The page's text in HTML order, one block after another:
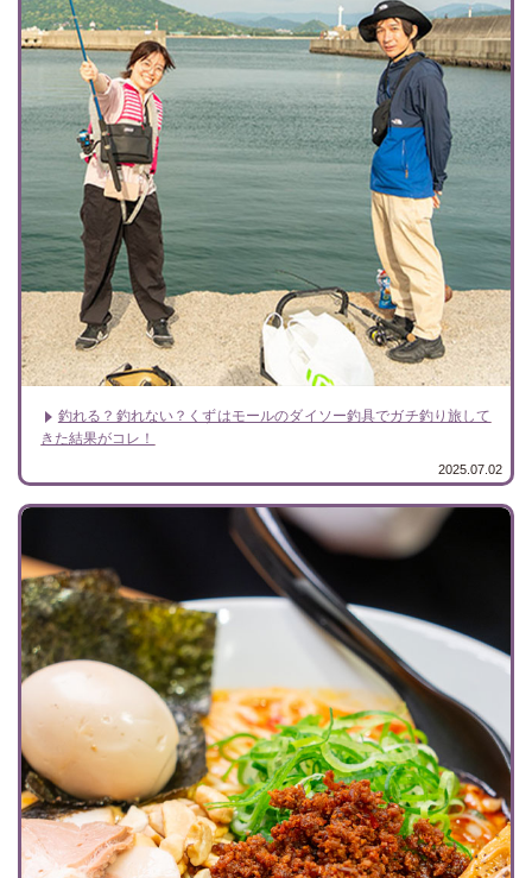
釣れる？釣れない？くずはモールのダイソー釣具でガチ釣り旅して
きた結果がコレ！
2025.07.02